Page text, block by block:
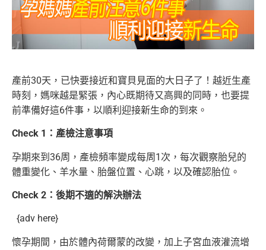
產前30天，已快要接近和寶貝見面的大日子了！越近生產
時刻，媽咪越是緊張，內心既期待又高興的同時，也要提
前準備好這6件事，以順利迎接新生命的到來。
Check 1：產檢注意事項
孕期來到36周，產檢頻率變成每周1次，每次觀察胎兒的
體重變化、羊水量、胎盤位置、心跳，以及確認胎位。
Check 2：後期不適的解決辦法
{adv here}
懷孕期間，由於體內荷爾蒙的改變，加上子宮血液灌流增